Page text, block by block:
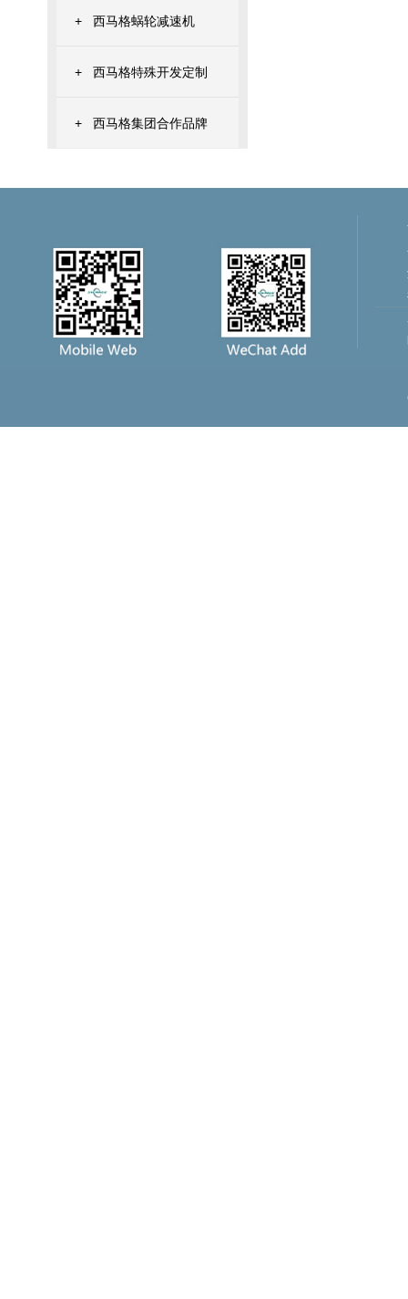
+ 西马格蜗轮减速机
+ 西马格特殊开发定制
+ 西马格集团合作品牌